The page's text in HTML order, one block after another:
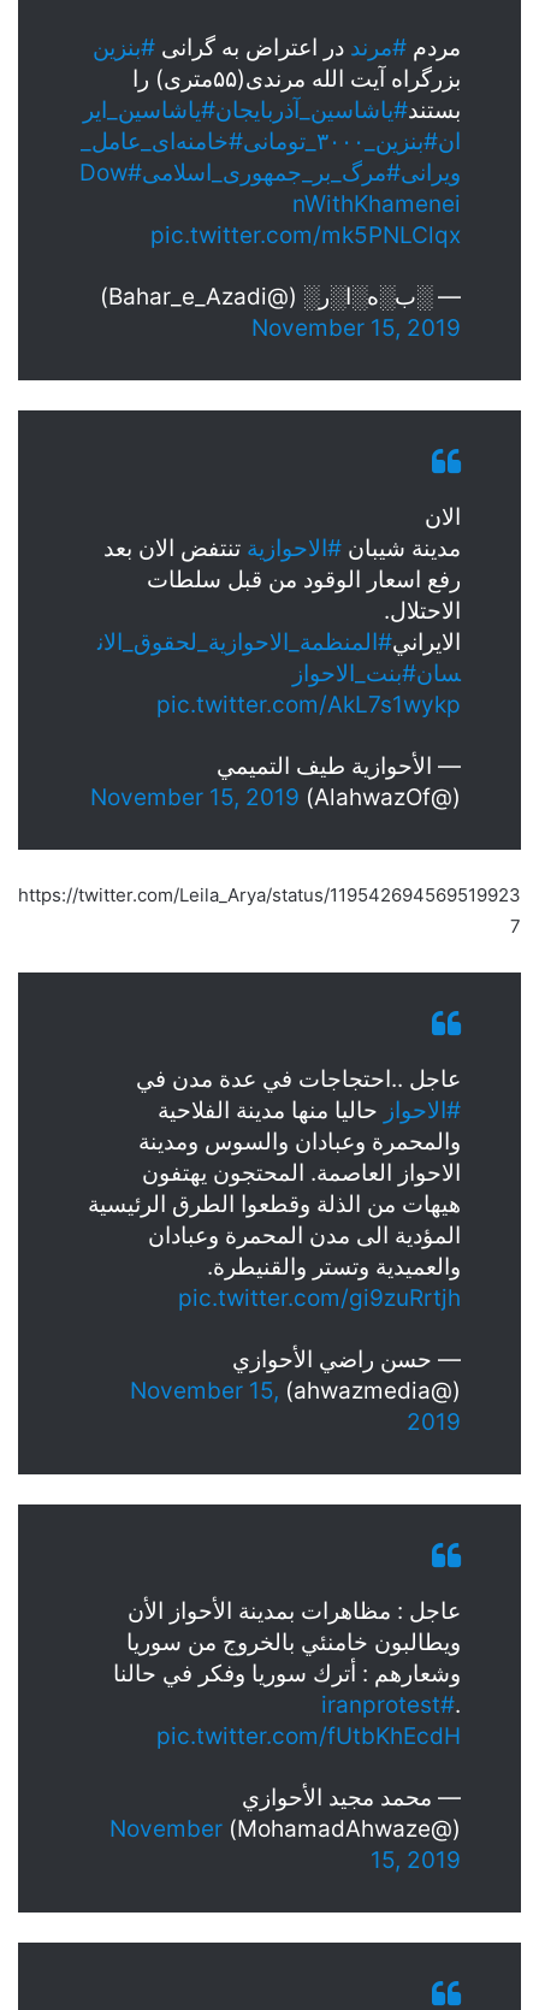
مردم #مرند در اعتراض به گرانی #بنزین
بزرگراه آیت الله مرندی(۵۵متری) را
بستند#یاشاسین_آذربایجان#یاشاسین_ایر
ان#بنزین_۳۰۰۰_تومانی
#خامنه‌ای_عامل_
ویرانی#مرگ_بر_جمهوری_اسلامی #Dow
nWithKhamenei
pic.twitter.com/mk5PNLClqx
— ░ب░ه░ا░ر░ (@Bahar_e_Azadi)
November 15, 2019
الان
مدينة شيبان #الاحوازية تنتفض الان بعد
رفع اسعار الوقود من قبل سلطات
الاحتلال.
الايراني#المنظمة_الاحوازية_لحقوق_الان
سان#بنت_الاحواز
pic.twitter.com/AkL7s1wykp
— الأحوازية طيف التميمي
(@AlahwazOf)
November 15, 2019
https://twitter.com/Leila_Arya/status/119542694569519923
7
عاجل ..احتجاجات في عدة مدن في
#الاحواز حاليا منها مدينة الفلاحية
والمحمرة وعبادان والسوس ومدينة
الاحواز العاصمة. المحتجون يهتفون
هيهات من الذلة وقطعوا الطرق الرئيسية
المؤدية الى مدن المحمرة وعبادان
والعميدية وتستر والقنيطرة.
pic.twitter.com/gi9zuRrtjh
— حسن راضي الأحوازي
(@ahwazmedia)
November 15,
2019
عاجل : مظاهرات بمدينة الأحواز الأن
ويطالبون خامنئي بالخروج من سوريا
وشعارهم : أترك سوريا وفكر في حالنا
.
#iranprotest
pic.twitter.com/fUtbKhEcdH
— محمد مجيد الأحوازي
(@MohamadAhwaze)
November
15, 2019